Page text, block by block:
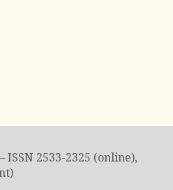
ISSN 2533-2325 (online),